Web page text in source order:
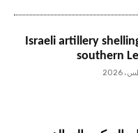
Israeli artillery
southern